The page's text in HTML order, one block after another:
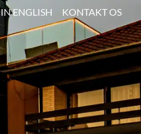
IN ENGLISH KONTAKT OS